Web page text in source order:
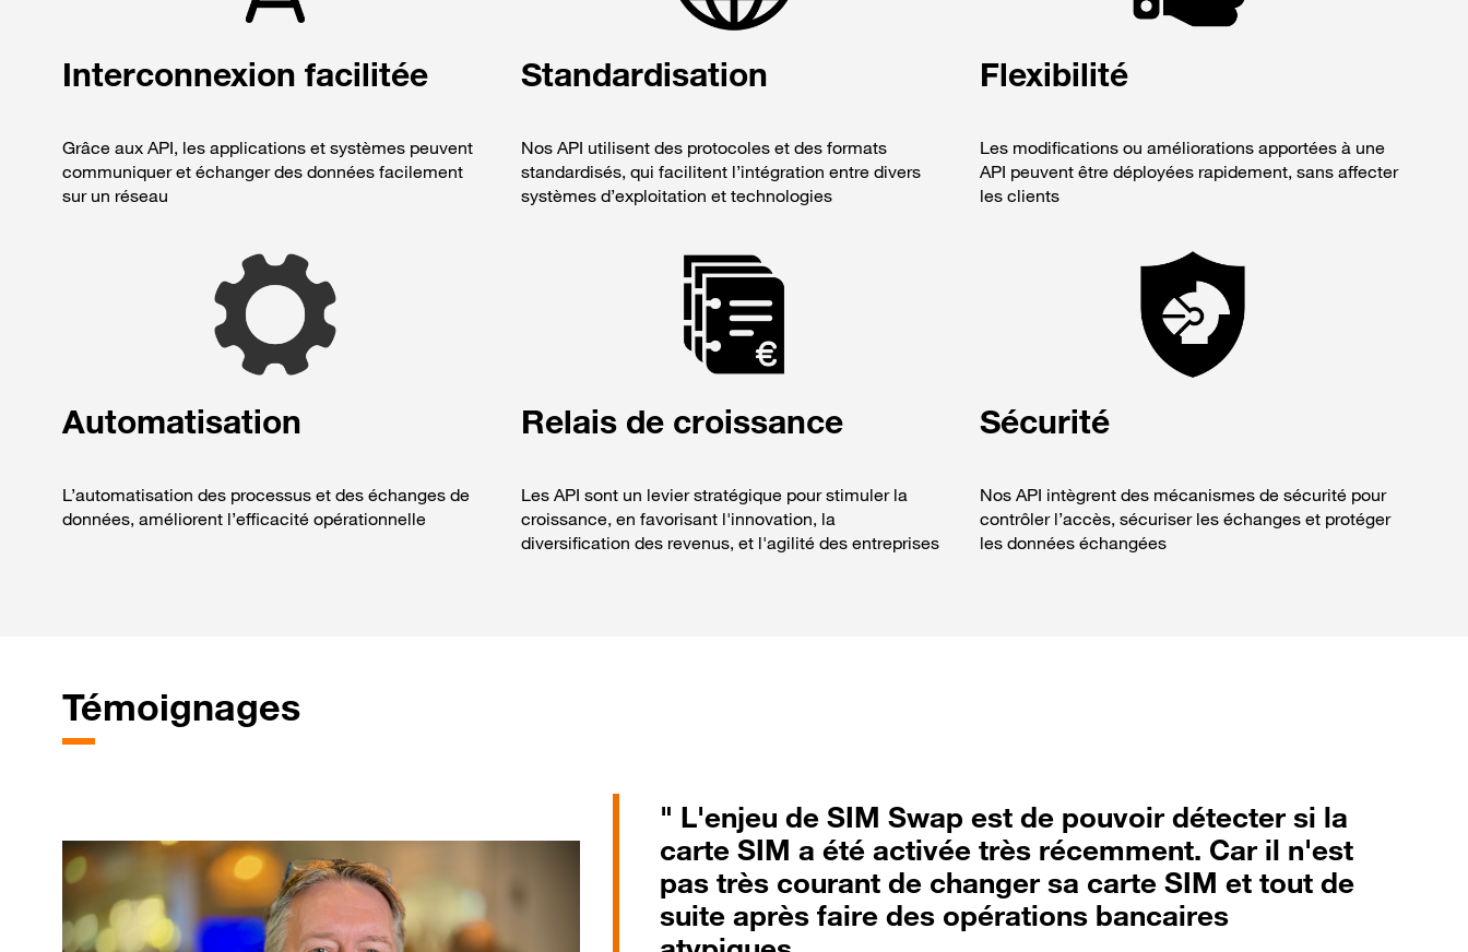
Interconnexion facilitée
Grâce aux API, les applications et systèmes peuvent
communiquer et échanger des données facilement
sur un réseau
Standardisation
Nos API utilisent des protocoles et des formats
standardisés, qui facilitent l’intégration entre divers
systèmes d’exploitation et technologies
Flexibilité
Les modifications ou améliorations apportées à une
API peuvent être déployées rapidement, sans affecter
les clients
Automatisation
L’automatisation des processus et des échanges de
données, améliorent l’efficacité opérationnelle
Relais de croissance
Les API sont un levier stratégique pour stimuler la
croissance, en favorisant l'innovation, la
diversification des revenus, et l'agilité des entreprises
Sécurité
Nos API intègrent des mécanismes de sécurité pour
contrôler l’accès, sécuriser les échanges et protéger
les données échangées
Témoignages
" L'enjeu de SIM Swap est de pouvoir détecter si la
carte SIM a été activée très récemment. Car il n'est
pas très courant de changer sa carte SIM et tout de
suite après faire des opérations bancaires